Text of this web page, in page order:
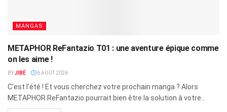
MANGAS
METAPHOR ReFantazio T01 : une aventure épique comme
on les aime !
BYJIBÉ 6 AOÛT 2026
C'est l'été ! Et vous cherchez votre prochain manga ? Alors
METAPHOR ReFantazio pourrait bien être la solution à votre...